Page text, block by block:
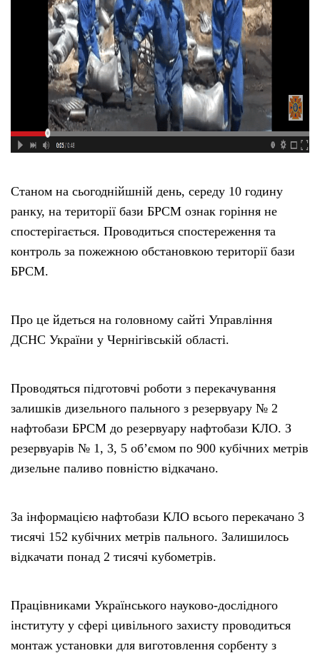
Станом на сьогоднійшній день, середу 10 годину
ранку, на території бази БРСМ ознак горіння не
спостерігається. Проводиться спостереження та
контроль за пожежною обстановкою території бази
БРСМ.
Про це йдеться на головному сайті Управління
ДСНС України у Чернігівській області.
Проводяться підготовчі роботи з перекачування
залишків дизельного пального з резервуару № 2
нафтобази БРСМ до резервуару нафтобази КЛО. З
резервуарів № 1, 3, 5 об’ємом по 900 кубічних метрів
дизельне паливо повністю відкачано.
За інформацією нафтобази КЛО всього перекачано 3
тисячі 152 кубічних метрів пального. Залишилось
відкачати понад 2 тисячі кубометрів.
Працівниками Українського науково-дослідного
інституту у сфері цивільного захисту проводиться
монтаж установки для виготовлення сорбенту з